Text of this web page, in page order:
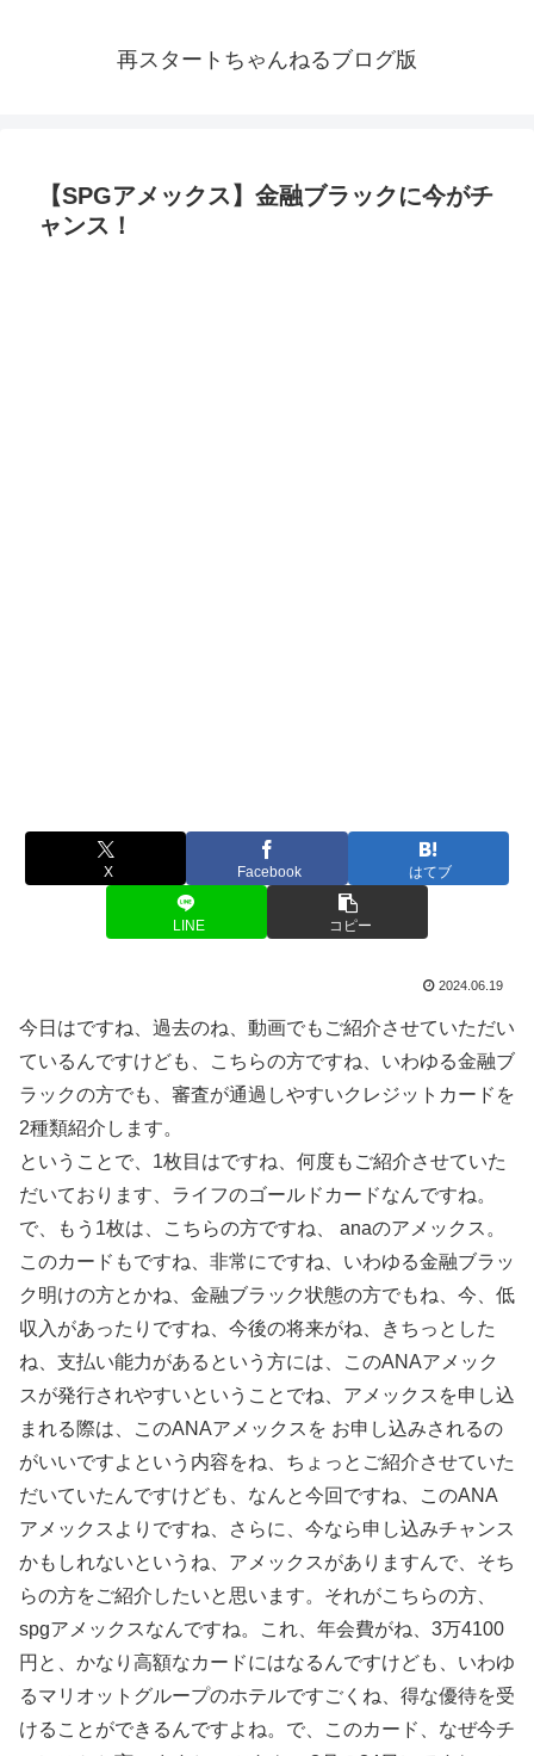
再スタートちゃんねるブログ版
【SPGアメックス】金融ブラックに今がチ
ャンス！
X Facebook はてブ
LINE コピー
2024.06.19
今日はですね、過去のね、動画でもご紹介させていただい
ているんですけども、こちらの方ですね、いわゆる金融ブ
ラックの方でも、審査が通過しやすいクレジットカードを
2種類紹介します。
ということで、1枚目はですね、何度もご紹介させていた
だいております、ライフのゴールドカードなんですね。
で、もう1枚は、こちらの方ですね、 anaのアメックス。
このカードもですね、非常にですね、いわゆる金融ブラッ
ク明けの方とかね、金融ブラック状態の方でもね、今、低
収入があったりですね、今後の将来がね、きちっとした
ね、支払い能力があるという方には、このANAアメック
スが発行されやすいということでね、アメックスを申し込
まれる際は、このANAアメックスを お申し込みされるの
がいいですよという内容をね、ちょっとご紹介させていた
だいていたんですけども、なんと今回ですね、このANA
アメックスよりですね、さらに、今なら申し込みチャンス
かもしれないというね、アメックスがありますんで、そち
らの方をご紹介したいと思います。それがこちらの方、
spgアメックスなんですね。これ、年会費がね、3万4100
円と、かなり高額なカードにはなるんですけども、いわゆ
るマリオットグループのホテルですごくね、得な優待を受
けることができるんですよね。で、このカード、なぜ今チ